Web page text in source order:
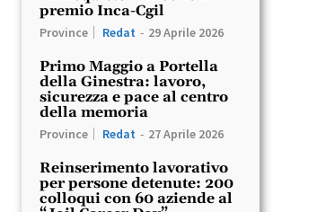
premio Inca-Cgil
Province Redat - 29 Aprile 2026
Primo Maggio a Portella
della Ginestra: lavoro,
sicurezza e pace al centro
della memoria
Province Redat - 27 Aprile 2026
Reinserimento lavorativo
per persone detenute: 200
colloqui con 60 aziende al